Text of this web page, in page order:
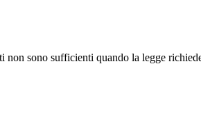
sono sufficienti quando la legge